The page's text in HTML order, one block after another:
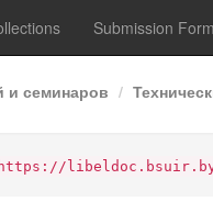
Submission Form
и семинаров
https://libeldoc.bsuir.by/